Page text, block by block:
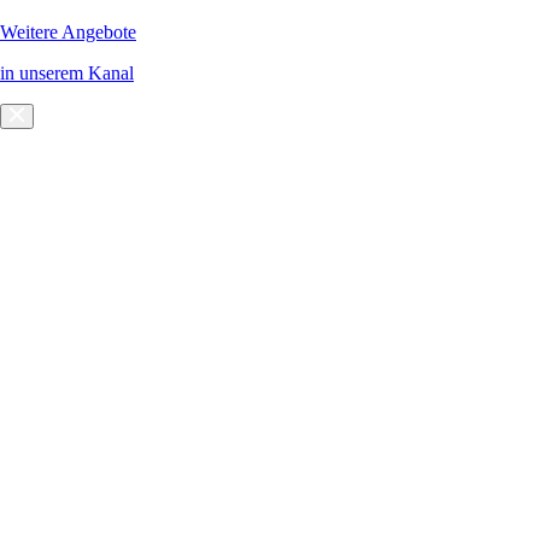
Weitere Angebote
in unserem Kanal